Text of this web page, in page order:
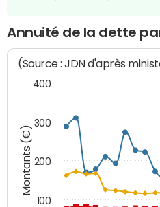
Annuité de la dette
Montants (€)
(Source : JDN d'après
100
200
300
400